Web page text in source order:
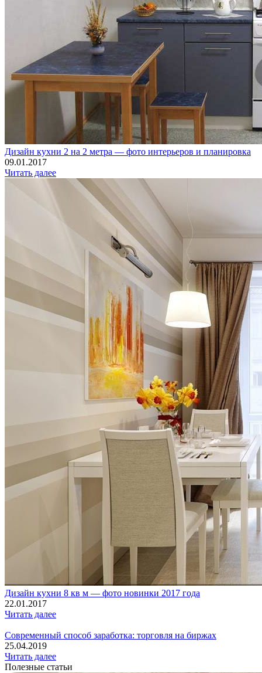
Дизайн кухни 2 на 2 метра — фото интерьеров и планировка
09.01.2017
Читать далее
Дизайн кухни 8 кв м — фото новинки 2017 года
22.01.2017
Читать далее
Современный способ заработка: торговля на биржах
25.04.2019
Читать далее
Полезные статьи